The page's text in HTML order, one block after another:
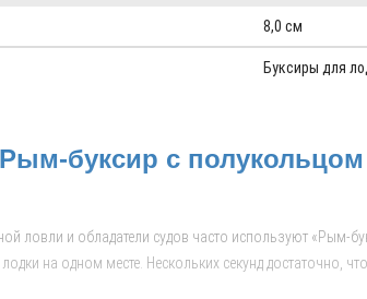
8,0 см
Буксиры для
Рым-буксир с
ловли и обладатели судов часто используют «Рым-
на одном месте. Нескольких секунд достаточно,